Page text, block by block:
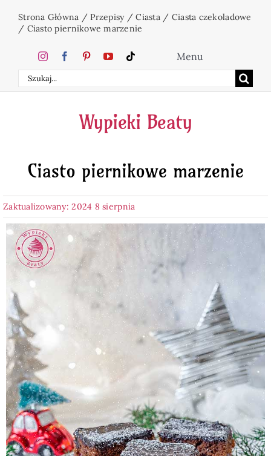
zawartości
Strona Główna /Przepisy/Ciasta/ Ciasta czekoladowe
/ Ciasto piernikowe marzenie
Szukaj
Menu
Home
Ciasta
Desery
Napoje
Pieczywo
Przetwory
Posiłki
Zdrowo i fit
Kuchnie świata
Wypieki Beaty
Ciasto piernikowe marzenie
Zaktualizowany: 2024 8 sierpnia